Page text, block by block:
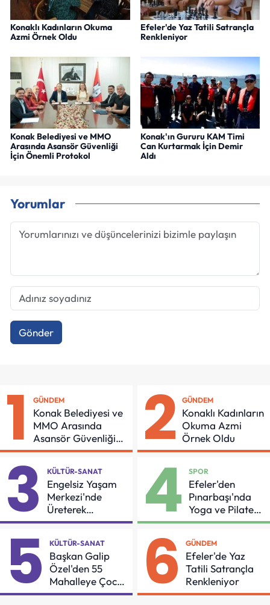
Konaklı Kadınların Okuma
Azmi Örnek Oldu
Efeler'de Yaz Tatili Satrançla
Renkleniyor
Konak Belediyesi ve MMO
Arasında Asansör Güvenliği
İçin Önemli Protokol
Konak'ın Gururu KAM Timi
Can Kurtarmak İçin Demir
Aldı
Yorumlar
Gönder
1 GÜNDEM
Konak Belediyesi ve
MMO Arasında
Asansör Güvenliği
İçin Önemli Protokol
2 GÜNDEM
Konaklı Kadınların
Okuma Azmi
Örnek Oldu
3 KÜLTÜR-SANAT
Engelsiz Yaşam
Merkezi'nde
Üreterek
Güçleniyorlar
4 SPOR
Efeler'den
Pınarbaşı'nda
Yoga ve Pilates
Buluşması
5 KÜLTÜR-SANAT
Başkan Galip
Özel'den 55
Mahalleye Çocuk
Şenliği
6 GÜNDEM
Efeler'de Yaz
Tatili Satrançla
Renkleniyor